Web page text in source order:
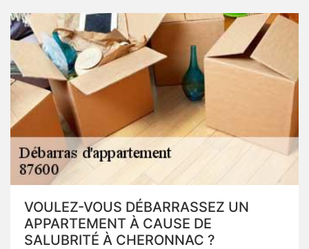
VOULEZ-VOUS DÉBARRASSEZ UN
APPARTEMENT À CAUSE DE
SALUBRITÉ À CHERONNAC ?